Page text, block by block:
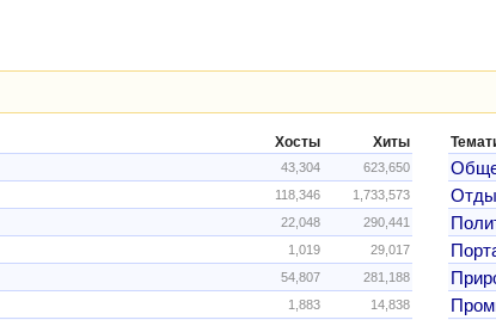
Хосты Хиты
43,304 623,650
118,346 1,733,573
22,048 290,441
1,019 29,017
54,807 281,188
1,883 14,838